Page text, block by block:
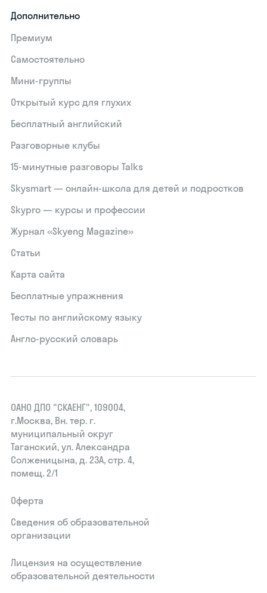
Дополнительно
Премиум
Самостоятельно
Мини-группы
Открытый курс для глухих
Бесплатный английский
Разговорные клубы
15‑минутные разговоры Talks
Skysmart — онлайн-школа для детей и подростков
Skypro — курсы и профессии
Журнал «Skyeng Magazine»
Статьи
Карта сайта
Бесплатные упражнения
Тесты по английскому языку
Англо-русский словарь
ОАНО ДПО "СКАЕНГ", 109004,
г.Москва, Вн. тер. г.
муниципальный округ
Таганский, ул. Александра
Солженицына, д. 23А, стр. 4,
помещ. 2/1
Оферта
Сведения об образовательной
организации
Лицензия на осуществление
образовательной деятельности